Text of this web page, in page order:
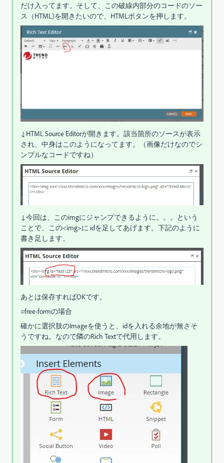
だけ入ってます。そして、この破線内部分のコードのソー
ス（HTML)を開きたいので、HTMLボタンを押します。
↓HTML Source Editorが開きます。該当箇所のソースが表示
され、中身はこのようになってます。（画像だけなのでシ
ンプルなコードですね）
↓今回は、このimgにジャンプできるように。。。という
ことで、この<img>に idを足してあげます。下記のように
書き足します。
あとは保存すればOKです。
○free-formの場合
確かに選択肢のImageを使うと、idを入れる余地が無さそ
うですね。なので隣のRich Textで代用します。